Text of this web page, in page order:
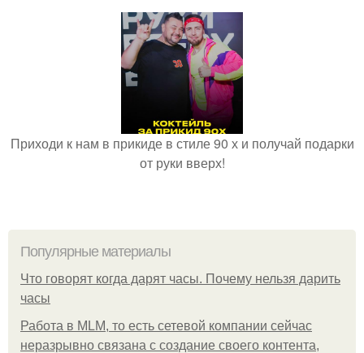
Приходи к нам в прикиде в стиле 90 х и получай подарки
от руки вверх!
Популярные материалы
Что говорят когда дарят часы. Почему нельзя дарить
часы
Работа в MLM, то есть сетевой компании сейчас
неразрывно связана с создание своего контента,